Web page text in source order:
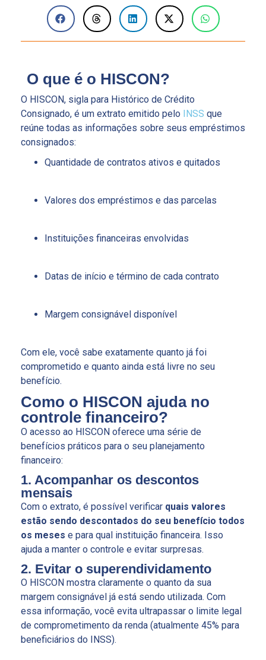
O que é o HISCON?
O HISCON, sigla para Histórico de Crédito
Consignado, é um extrato emitido pelo
INSS que
reúne todas as informações sobre seus empréstimos
consignados:
Quantidade de contratos ativos e quitados
Valores dos empréstimos e das parcelas
Instituições financeiras envolvidas
Datas de início e término de cada contrato
Margem consignável disponível
Com ele, você sabe exatamente quanto já foi
comprometido e quanto ainda está livre no seu
benefício.
Como o HISCON ajuda no
controle financeiro?
O acesso ao HISCON oferece uma série de
benefícios práticos para o seu planejamento
financeiro:
1. Acompanhar os descontos
mensais
Com o extrato, é possível verificar quais valores
estão sendo descontados do seu benefício todos
os meses e para qual instituição financeira. Isso
ajuda a manter o controle e evitar surpresas.
2. Evitar o superendividamento
O HISCON mostra claramente o quanto da sua
margem consignável já está sendo utilizada. Com
essa informação, você evita ultrapassar o limite legal
de comprometimento da renda (atualmente 45% para
beneficiários do INSS).